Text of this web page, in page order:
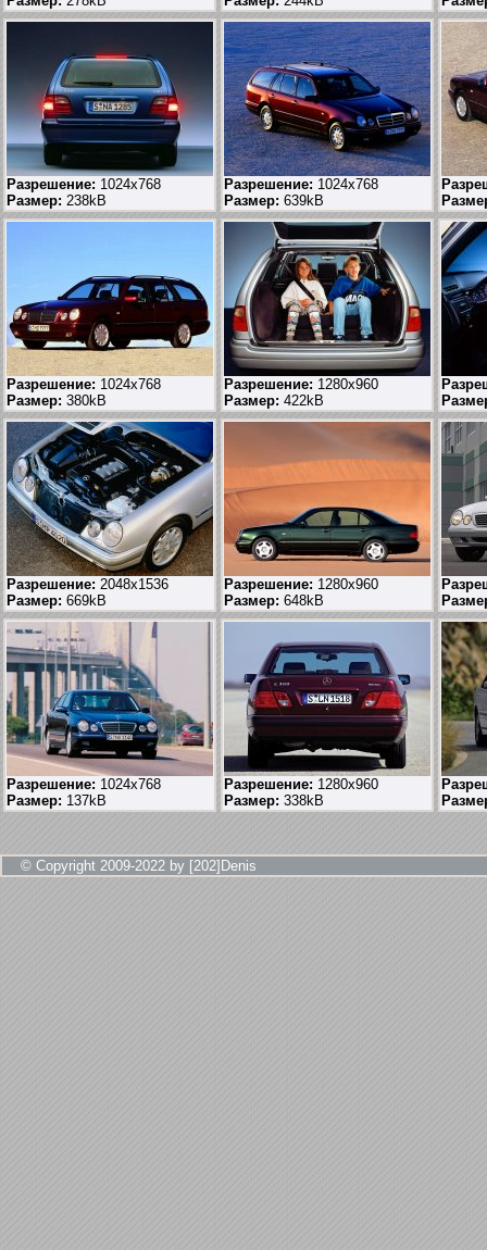
Разрешение: 1024x768
Размер: 238kB
Разрешение: 1024x768
Размер: 639kB
Разрешение: 1024x768
Размер: 380kB
Разрешение: 1280x960
Размер: 422kB
Разрешение: 2048x1536
Размер: 669kB
Разрешение: 1280x960
Размер: 648kB
Разрешение: 1024x768
Размер: 137kB
Разрешение: 1280x960
Размер: 338kB
© Copyright 2009-2022 by [202]Denis